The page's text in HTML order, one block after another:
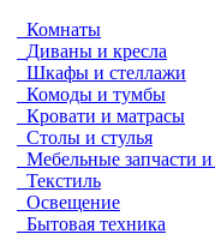
Комнаты
Диваны и кресла
Шкафы и стеллажи
Комоды и тумбы
Кровати и матрасы
Столы и стулья
Мебельные запчасти и
Текстиль
Освещение
Бытовая техника